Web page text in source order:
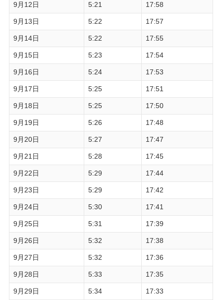
9月12日 5:21 17:58
9月13日 5:22 17:57
9月14日 5:22 17:55
9月15日 5:23 17:54
9月16日 5:24 17:53
9月17日 5:25 17:51
9月18日 5:25 17:50
9月19日 5:26 17:48
9月20日 5:27 17:47
9月21日 5:28 17:45
9月22日 5:29 17:44
9月23日 5:29 17:42
9月24日 5:30 17:41
9月25日 5:31 17:39
9月26日 5:32 17:38
9月27日 5:32 17:36
9月28日 5:33 17:35
9月29日 5:34 17:33